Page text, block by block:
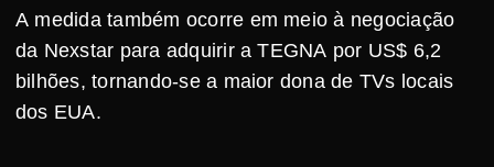
A medida também ocorre em meio à negociação
da Nexstar para adquirir a TEGNA por US$ 6,2
bilhões, tornando-se a maior dona de TVs locais
dos EUA.